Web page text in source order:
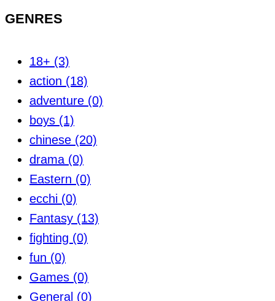
GENRES
18+ (3)
action (18)
adventure (0)
boys (1)
chinese (20)
drama (0)
Eastern (0)
ecchi (0)
Fantasy (13)
fighting (0)
fun (0)
Games (0)
General (0)